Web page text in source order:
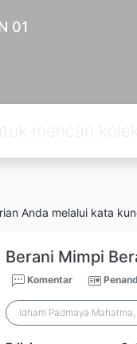
01
Anda melalui kata
Berani Mimpi
Komentar
Idham Padmaya Mahatma,